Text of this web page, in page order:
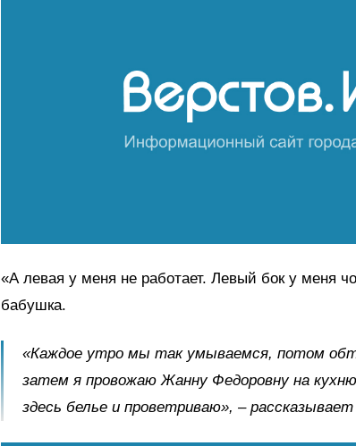
«А левая у меня не работает. Левый бок у меня
бабушка.
«Каждое утро мы так умываемся, потом
затем я провожаю Жанну Федоровну на
здесь белье и проветриваю», –рассказывает